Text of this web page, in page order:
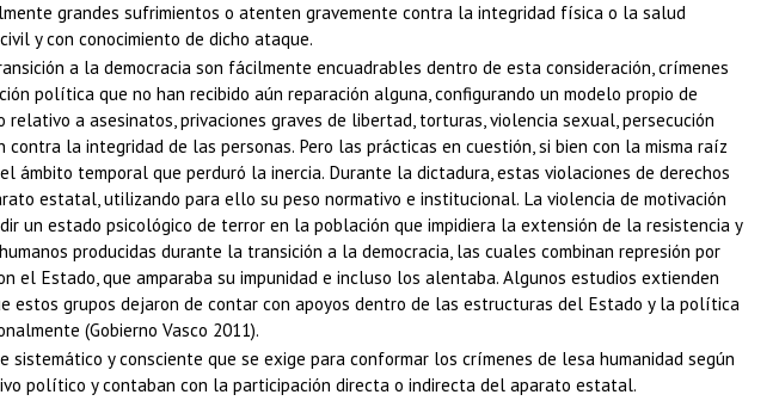
grandes sufrimientos o atenten gravemente contra la integridad física o la salud
y con conocimiento de dicho ataque.
a la democracia son fácilmente encuadrables dentro de esta consideración, crímenes
política que no han recibido aún reparación alguna, configurando un modelo propio de
a asesinatos, privaciones graves de libertad, torturas, violencia sexual, persecución
la integridad de las personas. Pero las prácticas en cuestión, si bien con la misma raíz
temporal que perduró la inercia. Durante la dictadura, estas violaciones de derechos
estatal, utilizando para ello su peso normativo e institucional. La violencia de motivación
un estado psicológico de terror en la población que impidiera la extensión de la resistencia y
producidas durante la transición a la democracia, las cuales combinan represión por
el Estado, que amparaba su impunidad e incluso los alentaba. Algunos estudios extienden
estos grupos dejaron de contar con apoyos dentro de las estructuras del Estado y la política
(Gobierno Vasco 2011).
y consciente que se exige para conformar los crímenes de lesa humanidad según
político y contaban con la participación directa o indirecta del aparato estatal.